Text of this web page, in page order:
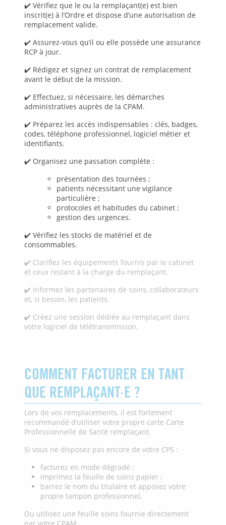
✔️ Vérifiez que le ou la remplaçant(e) est bien
inscrit(e) à l’Ordre et dispose d’une autorisation de
remplacement valide.
✔️ Assurez-vous qu’il ou elle possède une assurance
RCP à jour.
✔️ Rédigez et signez un contrat de remplacement
avant le début de la mission.
✔️ Effectuez, si nécessaire, les démarches
administratives auprès de la CPAM.
✔️ Préparez les accès indispensables : clés, badges,
codes, téléphone professionnel, logiciel métier et
identifiants.
✔️ Organisez une passation complète :
présentation des tournées ;
patients nécessitant une vigilance
particulière ;
protocoles et habitudes du cabinet ;
gestion des urgences.
✔️ Vérifiez les stocks de matériel et de
consommables.
✔️ Clarifiez les équipements fournis par le cabinet
et ceux restant à la charge du remplaçant.
✔️ Informez les partenaires de soins, collaborateurs
et, si besoin, les patients.
✔️ Créez une session dédiée au remplaçant dans
votre logiciel de télétransmission.
COMMENT FACTURER EN TANT
QUE REMPLAÇANT·E ?
Lors de vos remplacements, il est fortement
recommandé d’utiliser votre propre carte Carte
Professionnelle de Santé remplaçant.
Si vous ne disposez pas encore de votre CPS :
facturez en mode dégradé ;
imprimez la feuille de soins papier ;
barrez le nom du titulaire et apposez votre
propre tampon professionnel.
Ou utilisez une feuille soins fournie directement